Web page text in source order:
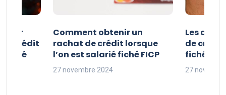
pour
crédit
fiché
Comment obtenir un
rachat de crédit lorsque
l’on est salarié fiché FICP
27 novembre 2024
Les
de crédit
fichés
27